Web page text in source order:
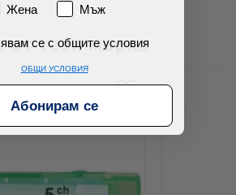
тази марка
Жена
Мъж
се с общите условия
се с общите условия
ОБЩИ УСЛОВИЯ
Абонирам се